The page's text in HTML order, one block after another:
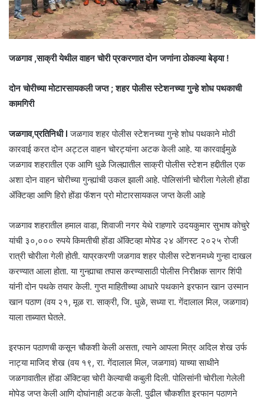
जळगाव ,साक्री येथील वाहन चोरी प्रकरणात दोन जणांना ठोकल्या बेड्या !
दोन चोरीच्या मोटारसायकली जप्त ; शहर पोलीस स्टेशनच्या गुन्हे शोध पथकाची
कामगिरी
जळगाव,प्रतिनिधी I जळगाव शहर पोलीस स्टेशनच्या गुन्हे शोध पथकाने मोठी
कारवाई करत दोन अट्टल वाहन चोरट्यांना अटक केली आहे. या कारवाईमुळे
जळगाव शहरातील एक आणि धुळे जिल्ह्यातील साक्री पोलीस स्टेशन हद्दीतील एक
अशा दोन वाहन चोरीच्या गुन्ह्यांची उकल झाली आहे. पोलिसांनी चोरीला गेलेली होंडा
ॲक्टिव्हा आणि हिरो होंडा फॅशन प्रो मोटारसायकल जप्त केली आहे
जळगाव शहरातील हमाल वाडा, शिवाजी नगर येथे राहणारे उदयकुमार सुभाष कोचुरे
यांची ३०,००० रुपये किमतीची होंडा ॲक्टिव्हा मोपेड २४ ऑगस्ट २०२५ रोजी
रात्री चोरीला गेली होती. याप्रकरणी जळगाव शहर पोलीस स्टेशनमध्ये गुन्हा दाखल
करण्यात आला होता. या गुन्ह्याचा तपास करण्यासाठी पोलीस निरीक्षक सागर शिंपी
यांनी दोन पथके तयार केली. गुप्त माहितीच्या आधारे पथकाने इरफान खान उस्मान
खान पठाण (वय २१, मूळ रा. साक्री, जि. धुळे, सध्या रा. गेंदालाल मिल, जळगाव)
याला ताब्यात घेतले.
इरफान पठाणची कसून चौकशी केली असता, त्याने आपला मित्र अदिल शेख उर्फ
नाट्या माजिद शेख (वय १९, रा. गेंदालाल मिल, जळगाव) याच्या साथीने
जळगावातील होंडा ॲक्टिव्हा चोरी केल्याची कबुली दिली. पोलिसांनी चोरीला गेलेली
मोपेड जप्त केली आणि दोघांनाही अटक केली. पुढील चौकशीत इरफान पठाणने